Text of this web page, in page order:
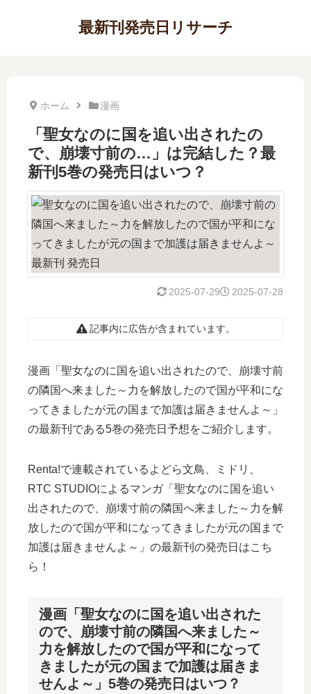
最新刊発売日リサーチ
ホーム 漫画
「聖女なのに国を追い出されたの
で、崩壊寸前の…」は完結した？最
新刊5巻の発売日はいつ？
2025-07-28
2025-07-29
記事内に広告が含まれています。
漫画「聖女なのに国を追い出されたので、崩壊寸前
の隣国へ来ました～力を解放したので国が平和にな
ってきましたが元の国まで加護は届きませんよ～」
の最新刊である5巻の発売日予想をご紹介します。
Renta!で連載されているよどら文鳥、ミドリ、
RTC STUDIOによるマンガ「聖女なのに国を追い
出されたので、崩壊寸前の隣国へ来ました～力を解
放したので国が平和になってきましたが元の国まで
加護は届きませんよ～」の最新刊の発売日はこち
ら！
漫画「聖女なのに国を追い出された
ので、崩壊寸前の隣国へ来ました～
力を解放したので国が平和になって
きましたが元の国まで加護は届きま
せんよ～」5巻の発売日はいつ？